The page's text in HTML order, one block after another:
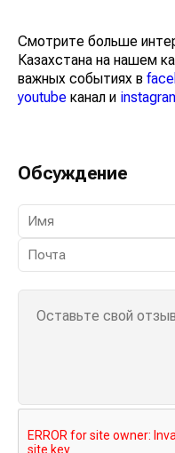
Смотрите больше
Казахстана на нашем
важных событиях в
youtube канал и
Обсуждение